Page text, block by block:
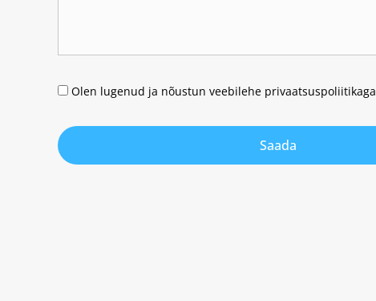
Olen lugenud ja nõustun veebilehe privaatsuspoliitikaga
Saada